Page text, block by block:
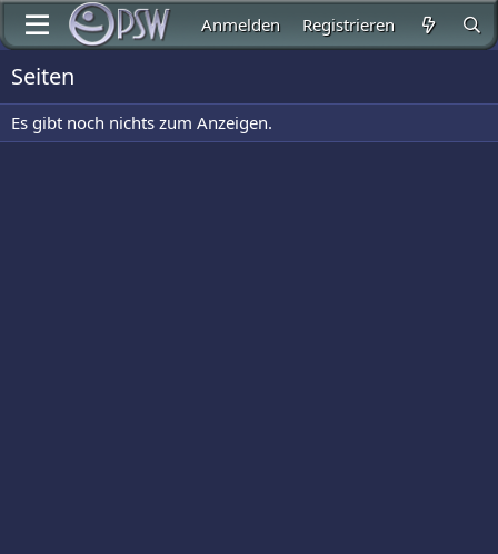
Anmelden Registrieren
Seiten
Es gibt noch nichts zum Anzeigen.